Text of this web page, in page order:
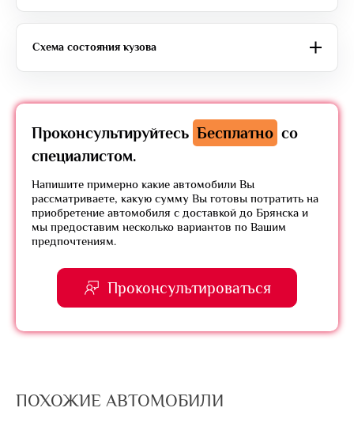
Схема состояния кузова
Проконсультируйтесь Бесплатно со
специалистом.
Напишите примерно какие автомобили Вы
рассматриваете, какую сумму Вы готовы потратить на
приобретение автомобиля с доставкой до Брянска и
мы предоставим несколько вариантов по Вашим
предпочтениям.
Проконсультироваться
ПОХОЖИЕ АВТОМОБИЛИ